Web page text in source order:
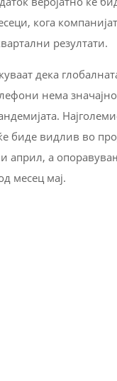
кога
резултати.
дека
нема
биде видлив во
април, а
месец мај.